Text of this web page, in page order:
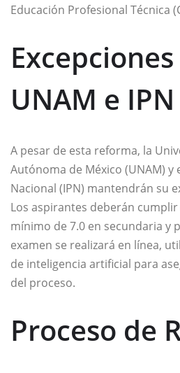
Educación Profesional Técnica
UNAM e IPN
A pesar de esta reforma, la
Autónoma de México (UNAM)
Nacional (IPN) mantendrán su
Los aspirantes deberán
mínimo de 7.0 en secundaria y
examen se realizará en línea,
de inteligencia artificial para
del proceso.
Proceso de